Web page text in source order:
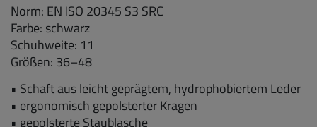
Norm: EN ISO 20345 S3 SRC
Farbe: schwarz
Schuhweite: 11
Größen: 36–48
• Schaft aus leicht geprägtem, hydrophobiertem Leder
• ergonomisch gepolsterter Kragen
• gepolsterte Staublasche